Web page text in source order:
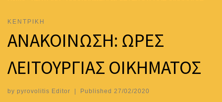
ΚΕΝΤΡΙΚΗ
ΑΝΑΚΟΙΝΩΣΗ: ΩΡΕΣ
ΛΕΙΤΟΥΡΓΙΑΣ ΟΙΚΗΜΑΤΟΣ
by pyrovolitis Editor | Published 27/02/2020